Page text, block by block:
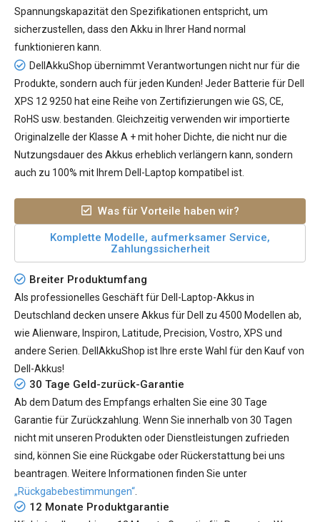
Spannungskapazität den Spezifikationen entspricht, um
sicherzustellen, dass den Akku in Ihrer Hand normal
funktionieren kann.
DellAkkuShop übernimmt Verantwortungen nicht nur für die
Produkte, sondern auch für jeden Kunden! Jeder Batterie für Dell
XPS 12 9250 hat eine Reihe von Zertifizierungen wie GS, CE,
RoHS usw. bestanden. Gleichzeitig verwenden wir importierte
Originalzelle der Klasse A + mit hoher Dichte, die nicht nur die
Nutzungsdauer des Akkus erheblich verlängern kann, sondern
auch zu 100% mit Ihrem Dell-Laptop kompatibel ist.
Was für Vorteile haben wir?
Komplette Modelle, aufmerksamer Service,
Zahlungssicherheit
Breiter Produktumfang
Als professionelles Geschäft für Dell-Laptop-Akkus in
Deutschland decken unsere Akkus für Dell zu 4500 Modellen ab,
wie Alienware, Inspiron, Latitude, Precision, Vostro, XPS und
andere Serien. DellAkkuShop ist Ihre erste Wahl für den Kauf von
Dell-Akkus!
30 Tage Geld-zurück-Garantie
Ab dem Datum des Empfangs erhalten Sie eine 30 Tage
Garantie für Zurückzahlung. Wenn Sie innerhalb von 30 Tagen
nicht mit unseren Produkten oder Dienstleistungen zufrieden
sind, können Sie eine Rückgabe oder Rückerstattung bei uns
beantragen. Weitere Informationen finden Sie unter
„Rückgabebestimmungen“
12 Monate Produktgarantie